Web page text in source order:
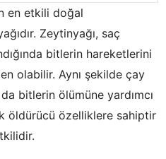
en etkili doğal
Zeytinyağı, saç
bitlerin hareketlerini
olabilir. Aynı şekilde çay
bitlerin ölümüne yardımcı
öldürücü özelliklere sahiptir